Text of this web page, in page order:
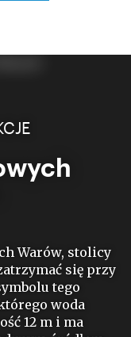
Warów, stolicy
się przy
tego
woda
12 m i ma